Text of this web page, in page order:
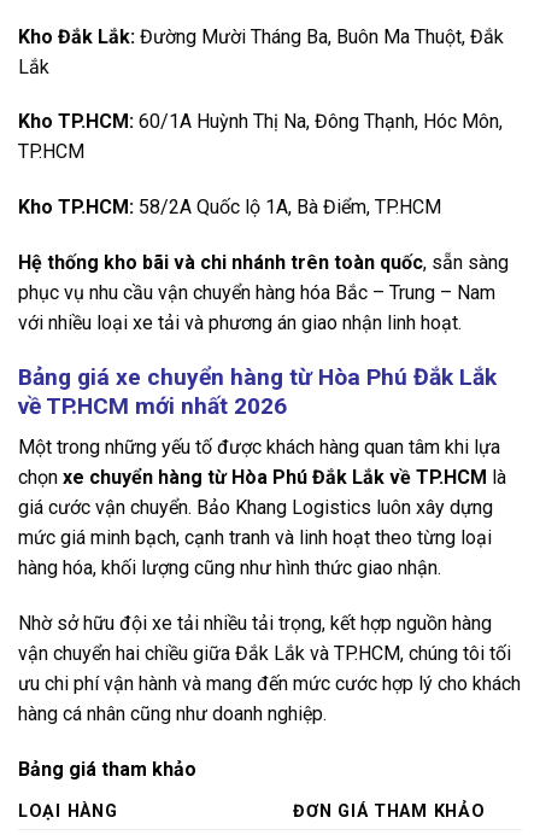
Kho Đắk Lắk: Đường Mười Tháng Ba, Buôn Ma Thuột, Đắk
Lắk
Kho TP.HCM: 60/1A Huỳnh Thị Na, Đông Thạnh, Hóc Môn,
TP.HCM
Kho TP.HCM: 58/2A Quốc lộ 1A, Bà Điểm, TP.HCM
Hệ thống kho bãi và chi nhánh trên toàn quốc, sẵn sàng
phục vụ nhu cầu vận chuyển hàng hóa Bắc – Trung – Nam
với nhiều loại xe tải và phương án giao nhận linh hoạt.
Bảng giá xe chuyển hàng từ Hòa Phú Đắk Lắk
về TP.HCM mới nhất 2026
Một trong những yếu tố được khách hàng quan tâm khi lựa
chọn xe chuyển hàng từ Hòa Phú Đắk Lắk về TP.HCM là
giá cước vận chuyển. Bảo Khang Logistics luôn xây dựng
mức giá minh bạch, cạnh tranh và linh hoạt theo từng loại
hàng hóa, khối lượng cũng như hình thức giao nhận.
Nhờ sở hữu đội xe tải nhiều tải trọng, kết hợp nguồn hàng
vận chuyển hai chiều giữa Đắk Lắk và TP.HCM, chúng tôi tối
ưu chi phí vận hành và mang đến mức cước hợp lý cho khách
hàng cá nhân cũng như doanh nghiệp.
Bảng giá tham khảo
LOẠI HÀNG
ĐƠN GIÁ THAM KHẢO